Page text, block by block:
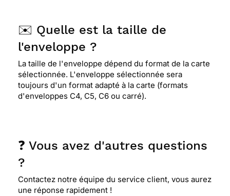
✉️ Quelle est la taille de
l'enveloppe ?
La taille de l'enveloppe dépend du format de la carte
sélectionnée. L'enveloppe sélectionnée sera
toujours d'un format adapté à la carte (formats
d'enveloppes C4, C5, C6 ou carré).
❓ Vous avez d'autres questions
?
Contactez notre équipe du service client, vous aurez
une réponse rapidement !